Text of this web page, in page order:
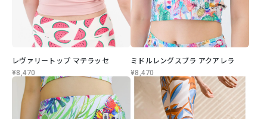
レヴァリートップ マテラッセ
¥8,470
ミドルレングスブラ アクアレラ
¥8,470